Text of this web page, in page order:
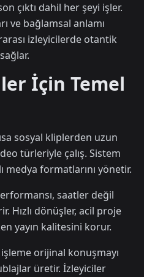
çıktı dahil her şeyi işler.
ve bağlamsal anlamı
izleyicilerde otantik
İçin Temel
sosyal kliplerden uzun
türleriyle çalış. Sistem
medya formatlarını yönetir.
saatler değil
Hızlı dönüşler, acil proje
yayın kalitesini korur.
orijinal konuşmayı
üretir. İzleyiciler